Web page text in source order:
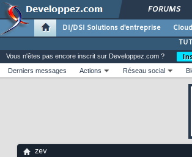
FORUMS
DI/DSI Solutions d'entreprise Cloud
Vous n'êtes pas encore inscrit sur Developpez.com ?
Derniers messages
Actions Réseau social
zev